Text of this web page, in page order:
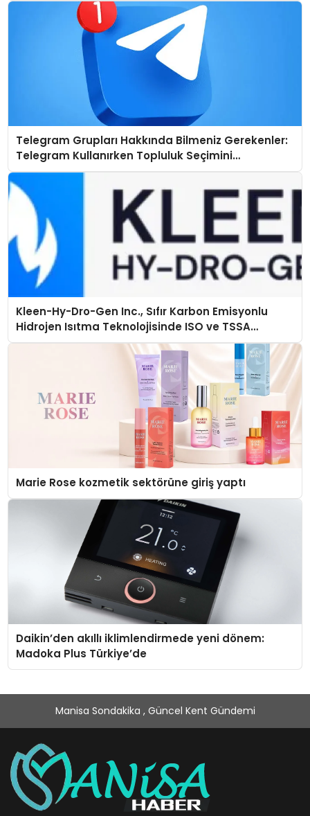
Telegram Grupları Hakkında Bilmeniz Gerekenler:
Telegram Kullanırken Topluluk Seçimini
Kolaylaştırın
Kleen-Hy-Dro-Gen Inc., Sıfır Karbon Emisyonlu
Hidrojen Isıtma Teknolojisinde ISO ve TSSA
Düzenleyici Onaylarını Aldı
Marie Rose kozmetik sektörüne giriş yaptı
Daikin’den akıllı iklimlendirmede yeni dönem:
Madoka Plus Türkiye’de
Manisa Sondakika , Güncel Kent Gündemi